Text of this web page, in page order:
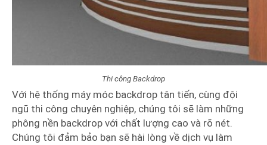
Thi công Backdrop
Với hệ thống máy móc backdrop tân tiến, cùng đội
ngũ thi công chuyên nghiệp, chúng tôi sẽ làm những
phông nền backdrop với chất lượng cao và rõ nét.
Chúng tôi đảm bảo bạn sẽ hài lòng về dịch vụ làm